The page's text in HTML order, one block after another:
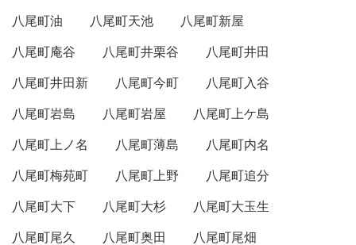
八尾町油
八尾町天池
八尾町新屋
八尾町庵谷
八尾町井栗谷
八尾町井田
八尾町井田新
八尾町今町
八尾町入谷
八尾町岩島
八尾町岩屋
八尾町上ケ島
八尾町上ノ名
八尾町薄島
八尾町内名
八尾町梅苑町
八尾町上野
八尾町追分
八尾町大下
八尾町大杉
八尾町大玉生
八尾町尾久
八尾町奥田
八尾町尾畑